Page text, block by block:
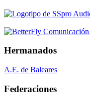
Hermanados
A.E. de Baleares
Federaciones